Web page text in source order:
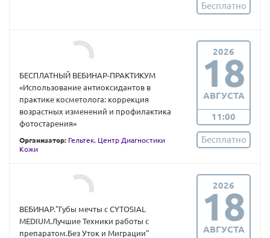
Бесплатно
БЕСПЛАТНЫЙ ВЕБИНАР-ПРАКТИКУМ
«Использование антиоксидантов в
практике косметолога: коррекция
возрастных изменений и профилактика
фотостарения»
Организатор: Гельтек. Центр Диагностики
Кожи
2026
18
АВГУСТА
11:00
Бесплатно
ВЕБИНАР."Губы мечты с CYTOSIAL
MEDIUM.Лучшие Техники работы с
препаратом.Без Уток и Миграции"
2026
18
АВГУСТА